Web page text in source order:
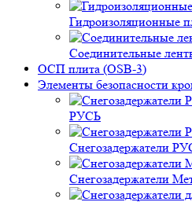
Гидроизоляционные
Соединительные
ОСП плита (OSB-3)
Элементы безопасности
РУСЬ
Снегозадержатели
Снегозадержатели